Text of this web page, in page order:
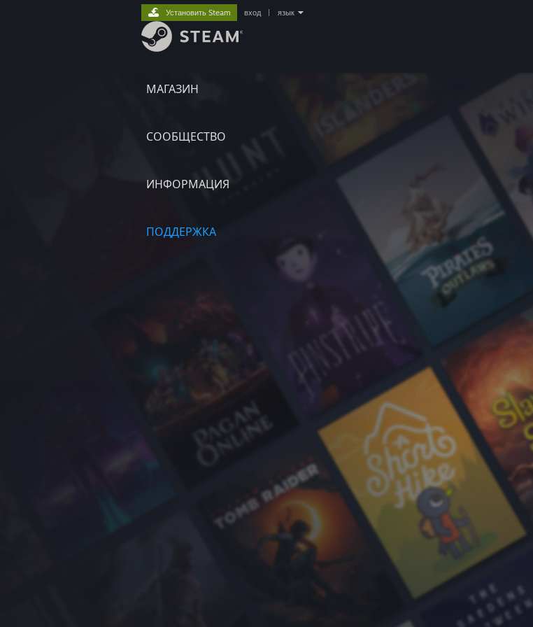
МАГАЗИН
СООБЩЕСТВО
ИНФОРМАЦИЯ
ПОДДЕРЖКА
Установить Steam вход язык